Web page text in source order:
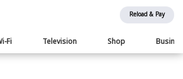
Reload & Pay
Fi Television Shop